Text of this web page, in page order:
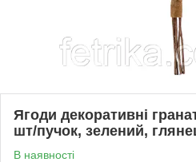
Ягоди декоративні
шт/пучок, зелений,
В наявності